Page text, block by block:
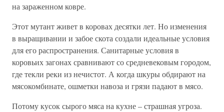
на зараженном ковре.
Этот мутант живет в коровах десятки лет. Но изменения
в выращивании и забое скота создали идеальные условия
для его распространения. Санитарные условия в
коровьих загонах сравнивают со средневековым городом,
где текли реки из нечистот. А когда шкуры обдирают на
мясокомбинате, ошметки навоза и грязи падают в мясо.
Потому кусок сырого мяса на кухне – страшная угроза.